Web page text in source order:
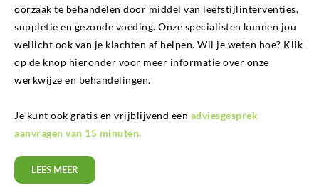
oorzaak te behandelen door middel van leefstijlinterventies,
suppletie en gezonde voeding. Onze specialisten kunnen jou
wellicht ook van je klachten af helpen. Wil je weten hoe? Klik
op de knop hieronder voor meer informatie over onze
werkwijze en behandelingen.
Je kunt ook gratis en vrijblijvend een adviesgesprek
aanvragen van 15 minuten.
LEES MEER